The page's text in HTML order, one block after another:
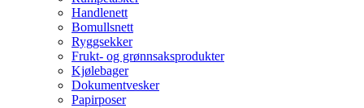
Handlenett
Bomullsnett
Ryggsekker
Frukt- og grønnsaksprodukter
Kjølebager
Dokumentvesker
Papirposer